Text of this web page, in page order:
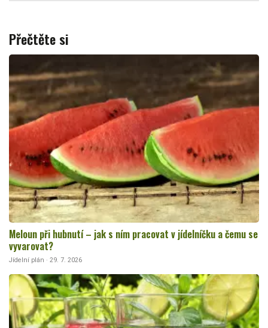
Přečtěte si
Meloun při hubnutí – jak s ním pracovat v jídelníčku a čemu se
vyvarovat?
Jídelní plán · 29. 7. 2026